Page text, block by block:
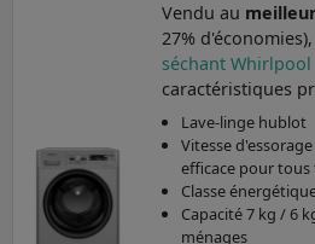
Vendu au
27%
séchant Whirlpool
caractéristiques
Lave-linge hublot
Vitesse
efficace pour
Classe
Capacité 7 kg / 6
ménages